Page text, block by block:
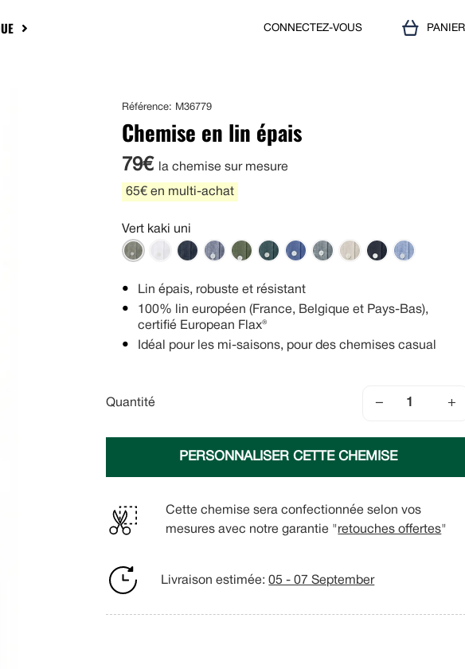
CONNECTEZ-VOUS PANIER
Référence: M36779
Chemise en lin épais
79€ la chemise sur mesure
65€ en multi-achat
Vert kaki uni
Lin épais, robuste et résistant
100% lin européen (France, Belgique et Pays-Bas),
certifié European Flax®
Idéal pour les mi-saisons, pour des chemises casual
Quantité − +
PERSONNALISER CETTE CHEMISE
Cette chemise sera confectionnée selon vos
mesures avec notre garantie " retouches offertes"
Livraison estimée:05 - 07 September